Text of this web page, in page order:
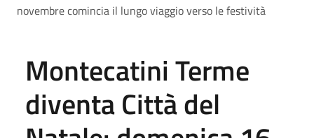
novembre comincia il lungo viaggio verso le festività
Montecatini Terme
diventa Città del